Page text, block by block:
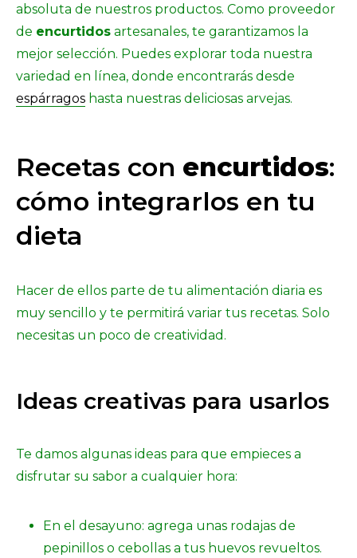
absoluta de nuestros productos. Como proveedor
de encurtidos artesanales, te garantizamos la
mejor selección. Puedes explorar toda nuestra
variedad en línea, donde encontrarás desde
espárragos hasta nuestras deliciosas arvejas.
Recetas con encurtidos:
cómo integrarlos en tu
dieta
Hacer de ellos parte de tu alimentación diaria es
muy sencillo y te permitirá variar tus recetas. Solo
necesitas un poco de creatividad.
Ideas creativas para usarlos
Te damos algunas ideas para que empieces a
disfrutar su sabor a cualquier hora:
En el desayuno: agrega unas rodajas de
pepinillos o cebollas a tus huevos revueltos.